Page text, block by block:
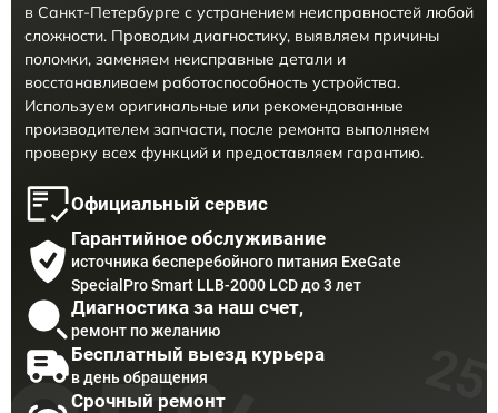
в Санкт-Петербурге с устранением неисправностей любой
сложности. Проводим диагностику, выявляем причины
поломки, заменяем неисправные детали и
восстанавливаем работоспособность устройства.
Используем оригинальные или рекомендованные
производителем запчасти, после ремонта выполняем
проверку всех функций и предоставляем гарантию.
Официальный сервис
Гарантийное обслуживание
источника бесперебойного питания ExeGate
SpecialPro Smart LLB-2000 LCD до 3 лет
Диагностика за наш счет,
ремонт по желанию
Бесплатный выезд курьера
в день обращения
Срочный ремонт